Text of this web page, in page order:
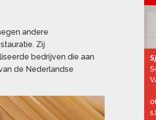
andere
Zij
bedrijven die aan
de Nederlandse